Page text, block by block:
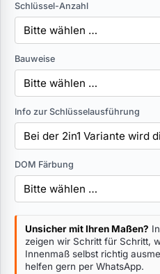
Schlüssel-Anzahl
Bauweise
Info zur Schlüsselausführung
DOM Färbung
Unsicher mit Ihren Maßen?
zeigen wir Schritt für Schritt,
Innenmaß selbst richtig
helfen gern per WhatsApp.